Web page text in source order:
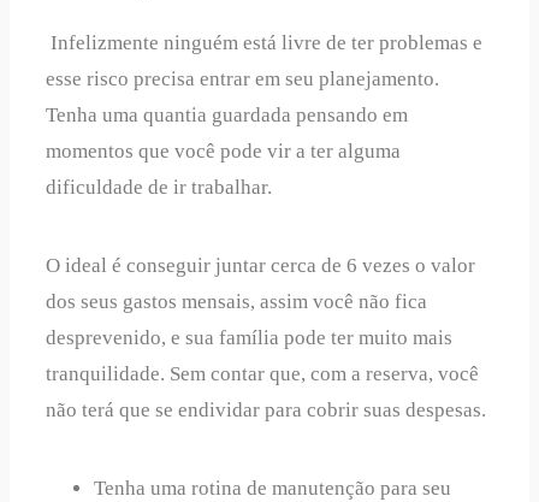
Infelizmente ninguém está livre de ter problemas e
esse risco precisa entrar em seu planejamento.
Tenha uma quantia guardada pensando em
momentos que você pode vir a ter alguma
dificuldade de ir trabalhar.
O ideal é conseguir juntar cerca de 6 vezes o valor
dos seus gastos mensais, assim você não fica
desprevenido, e sua família pode ter muito mais
tranquilidade. Sem contar que, com a reserva, você
não terá que se endividar para cobrir suas despesas.
Tenha uma rotina de manutenção para seu